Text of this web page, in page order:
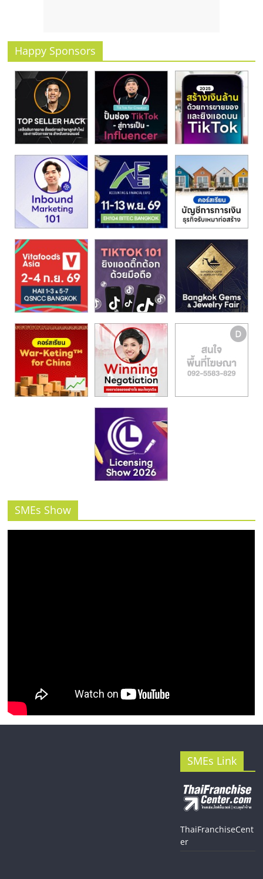
Happy Sponsors
SMEs Show
SMEs Link
ThaiFranchiseCent
er